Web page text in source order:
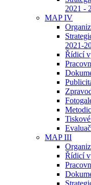
2021 -
MAP IV
2021-
Řídicí
MAP III
Řídicí